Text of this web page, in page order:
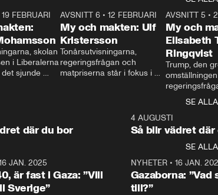
24:30
19 FEBRUARI
skolan
i Liberalerna
sjunde
My
till svars.
27:30
AVSNITT 6 •12 FEBRUARI
My och makten: Ulf
Kristersson
Tonårsutvisningarna,
regeringsfrågan och
matpriserna står i fokus i
Rohwedder ställer
statsminister Ulf Kristersson
AVSNITT 5 •
My och
Elisabeth
Ringqvist
Trump, den
centrum i
avsnittet av
Makten”. Se
Aftonbladets
Rohwedder
Thand Ring
SE ALLA
där du bor
4 AUGUSTI
Så blir vädret där
SE ALLA
JAN. 2025
är fast i Gaza: ”Vill
Sverige”
NYHETER• 16 JAN.
Gazaborna:
till?”